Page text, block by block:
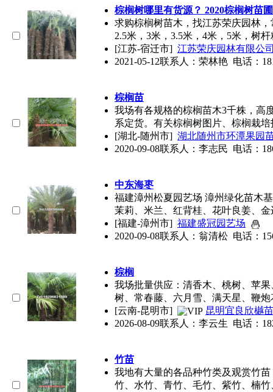
棕榈树哪里有货源？ 2020棕榈树苗
求购棕榈树苗木，找江苏荣庆园林
2.5米，3米，3.5米，4米，5米，树
[江苏-宿迁市] 江苏荣庆园林有限公
2021-05-12联系人：荣林艳 电话：
棕榈苗
我场有各规格的棕榈苗木3千株，高
系定货。有关棕榈树图片、棕榈栽培
[湖北-随州市] 湖北随州市环潭果园
2020-09-08联系人：李志民 电话：
中东海枣
福建漳州松夏园艺场 漳州绿化苗木
茉莉、米兰、红背桂、花叶良姜、金
[福建-漳州市] 福建盛冠园艺场
2020-09-08联系人：翁清松 电话：
棕榈
我场批量供应：清香木、桃树、苹
树、常春藤、六月雪、满天星、鞭炮
[云南-昆明市]
昆明宜良欣樾
2026-08-09联系人：李云生 电话：
竹苗
我地有大量的各品种竹类及观赏竹
竹、水竹、青竹、毛竹、紫竹、楠竹